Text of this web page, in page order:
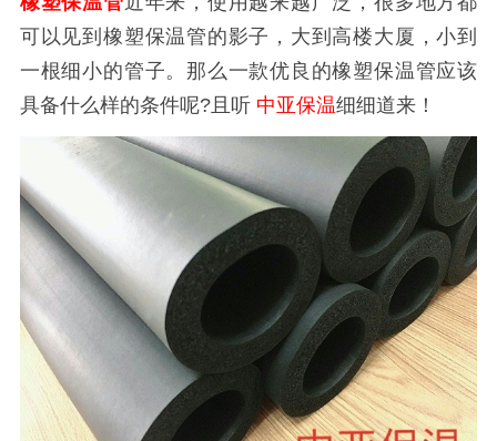
可以见到橡塑保温管的影子，大到高楼大厦，小到
一根细小的管子。那么一款优良的橡塑保温管应该
具备什么样的条件呢?且听 中亚保温细细道来！